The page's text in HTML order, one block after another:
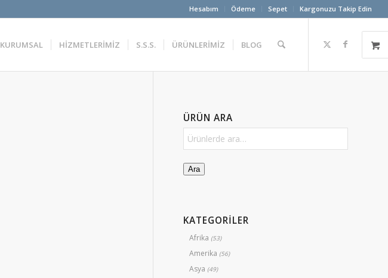
Hesabım Ödeme Sepet Kargonuzu Takip Edin
KURUMSAL HİZMETLERİMİZ S.S.S. ÜRÜNLERİMİZ BLOG
ÜRÜN ARA
Ara
KATEGORİLER
Afrika (53)
Amerika (56)
Asya (49)